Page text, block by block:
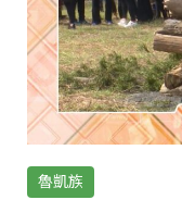
魯凱族